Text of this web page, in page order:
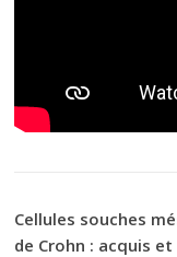
Cellules souches
de Crohn : acquis